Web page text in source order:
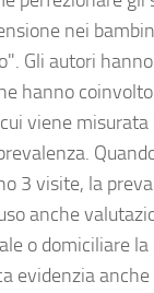
nei
Gli autori
hanno
viene
3 visite, la
anche
o domiciliare
evidenzia